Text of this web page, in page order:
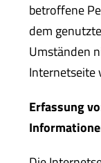
betroffene
dem
Umständen
Internetseite
Erfassung